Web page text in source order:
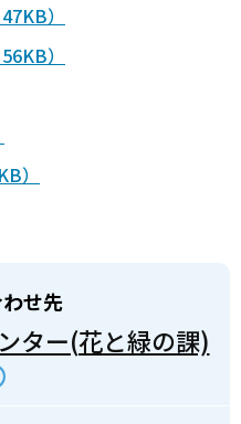
）
）
）
せ先
ター(花と緑の課)